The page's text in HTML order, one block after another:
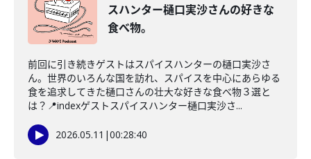
スハンター樋口実沙さんの好きな
食べ物。
前回に引き続きゲストはスパイスハンターの樋口実沙さ
ん。世界のいろんな国を訪れ、スパイスを中心にあらゆる
食を追求してきた樋口さんの壮大な好きな食べ物３選と
は？📍indexゲストスパイスハンター樋口実沙さ...
2026.05.11 |00:28:40